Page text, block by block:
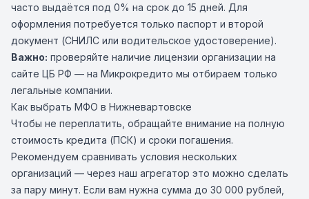
часто выдаётся под 0% на срок до 15 дней. Для
оформления потребуется только паспорт и второй
документ (СНИЛС или водительское удостоверение).
Важно: проверяйте наличие лицензии организации на
сайте ЦБ РФ — на Микрокредито мы отбираем только
легальные компании.
Как выбрать МФО в Нижневартовске
Чтобы не переплатить, обращайте внимание на полную
стоимость кредита (ПСК) и сроки погашения.
Рекомендуем сравнивать условия нескольких
организаций — через наш агрегатор это можно сделать
за пару минут. Если вам нужна сумма до 30 000 рублей,